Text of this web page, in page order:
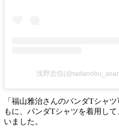
浅野忠信
「福山雅治さんのパンダTシャ
もに、パンダTシャツを着用し
いました。